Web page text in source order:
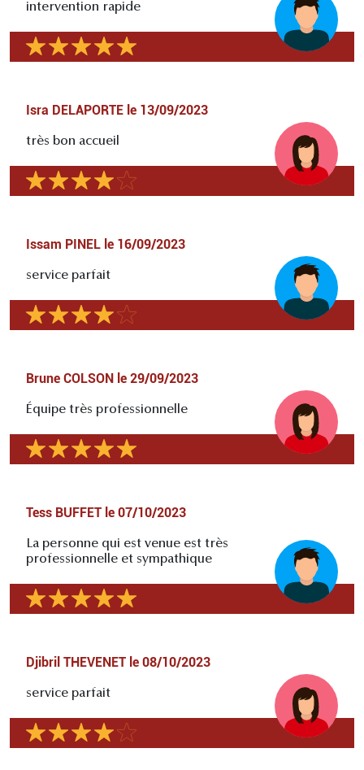
intervention rapide
Isra DELAPORTE le 13/09/2023
très bon accueil
Issam PINEL le 16/09/2023
service parfait
Brune COLSON le 29/09/2023
Équipe très professionnelle
Tess BUFFET le 07/10/2023
La personne qui est venue est très
professionnelle et sympathique
Djibril THEVENET le 08/10/2023
service parfait